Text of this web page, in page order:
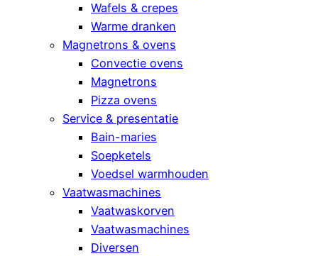
Wafels & crepes
Warme dranken
Magnetrons & ovens
Convectie ovens
Magnetrons
Pizza ovens
Service & presentatie
Bain-maries
Soepketels
Voedsel warmhouden
Vaatwasmachines
Vaatwaskorven
Vaatwasmachines
Diversen